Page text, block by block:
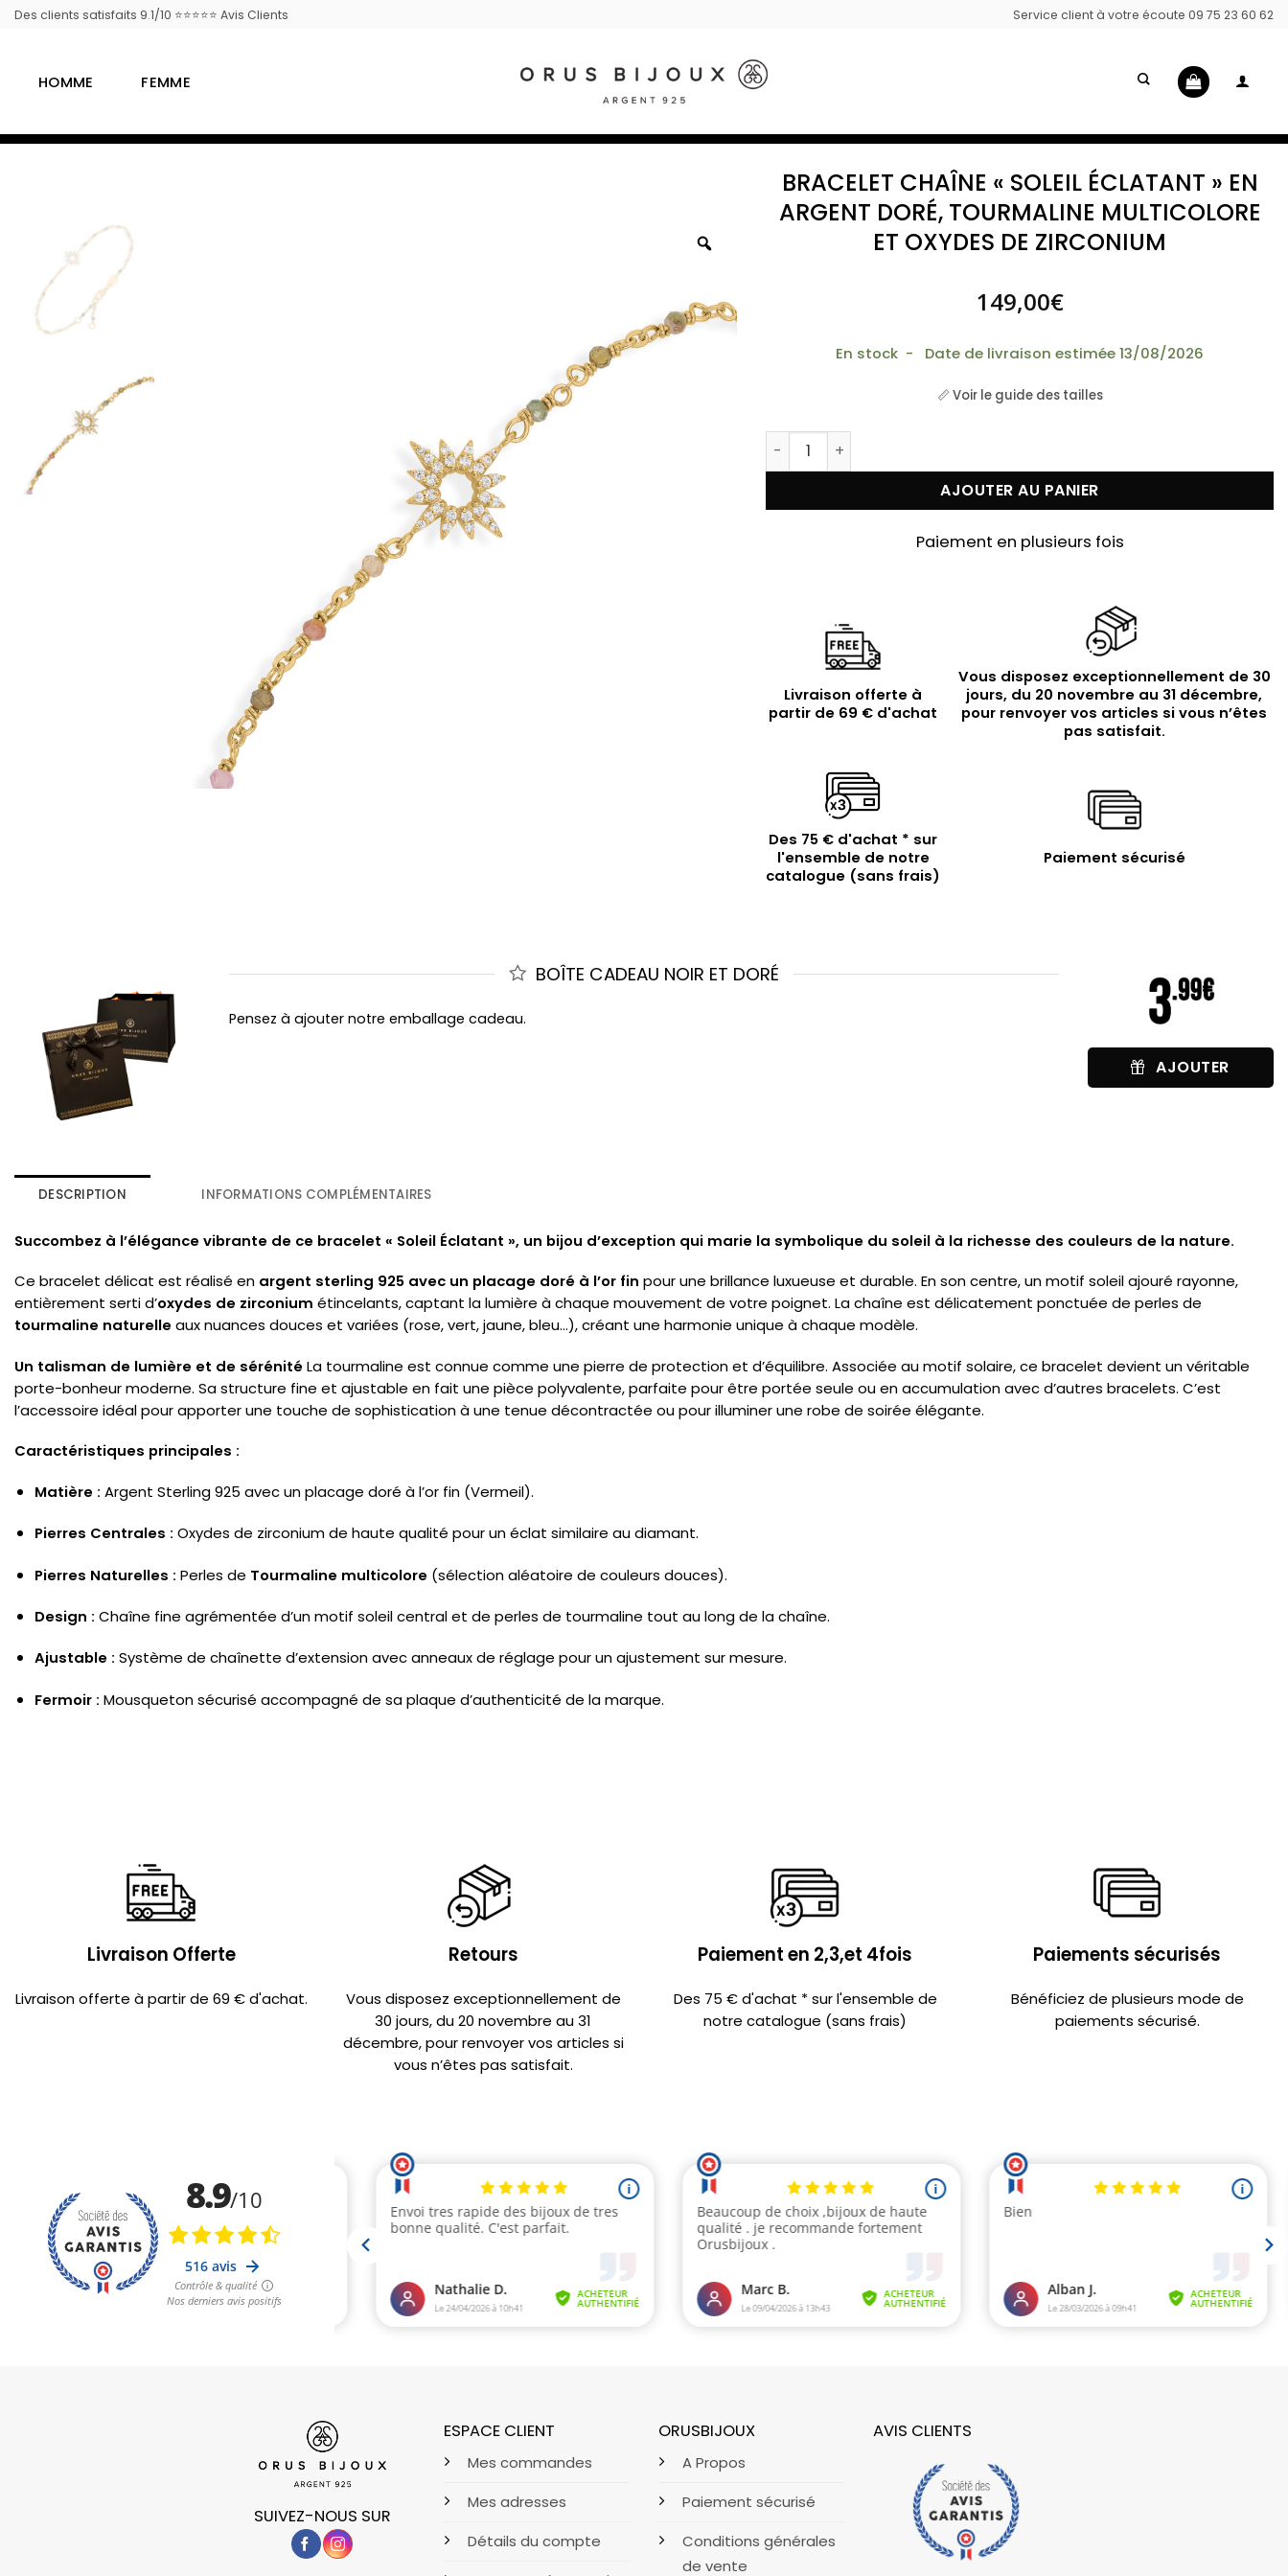
Passer
Des clients satisfaits 9.1/10 ⭐⭐⭐⭐⭐ Avis Clients Service client à votre écoute 09 75 23 60 62
HOMME FEMME
BRACELET CHAÎNE « SOLEIL ÉCLATANT » EN
ARGENT DORÉ, TOURMALINE MULTICOLORE
ET OXYDES DE ZIRCONIUM
149,00€
En stock - Date de livraison estimée 13/08/2026
📏 Voir le guide des tailles
quantité de Bracelet Chaîne "Soleil Éclatant" en Argent Doré,
AJOUTER AU PANIER
Paiement en plusieurs fois
Livraison offerte à
partir de 69 € d'achat
Vous disposez exceptionnellement de 30
jours, du 20 novembre au 31 décembre,
pour renvoyer vos articles si vous n’êtes
pas satisfait.
Des 75 € d'achat * sur
l'ensemble de notre
catalogue (sans frais)
Paiement sécurisé
BOÎTE CADEAU NOIR ET DORÉ
Pensez à ajouter notre emballage cadeau.
AJOUTER
DESCRIPTION INFORMATIONS COMPLÉMENTAIRES
Succombez à l’élégance vibrante de ce bracelet « Soleil Éclatant », un bijou d’exception qui marie la symbolique du soleil à la richesse des couleurs de la nature.
Ce bracelet délicat est réalisé en argent sterling 925 avec un placage doré à l’or fin pour une brillance luxueuse et durable. En son centre, un motif soleil ajouré rayonne,
entièrement serti d’oxydes de zirconium étincelants, captant la lumière à chaque mouvement de votre poignet. La chaîne est délicatement ponctuée de perles de
tourmaline naturelle aux nuances douces et variées (rose, vert, jaune, bleu…), créant une harmonie unique à chaque modèle.
Un talisman de lumière et de sérénité La tourmaline est connue comme une pierre de protection et d’équilibre. Associée au motif solaire, ce bracelet devient un véritable
porte-bonheur moderne. Sa structure fine et ajustable en fait une pièce polyvalente, parfaite pour être portée seule ou en accumulation avec d’autres bracelets. C’est
l’accessoire idéal pour apporter une touche de sophistication à une tenue décontractée ou pour illuminer une robe de soirée élégante.
Caractéristiques principales :
Matière : Argent Sterling 925 avec un placage doré à l’or fin (Vermeil).
Pierres Centrales : Oxydes de zirconium de haute qualité pour un éclat similaire au diamant.
Pierres Naturelles : Perles de Tourmaline multicolore (sélection aléatoire de couleurs douces).
Design : Chaîne fine agrémentée d’un motif soleil central et de perles de tourmaline tout au long de la chaîne.
Ajustable : Système de chaînette d’extension avec anneaux de réglage pour un ajustement sur mesure.
Fermoir : Mousqueton sécurisé accompagné de sa plaque d’authenticité de la marque.
Livraison Offerte
Livraison offerte à partir de 69 € d'achat.
Retours
Vous disposez exceptionnellement de
30 jours, du 20 novembre au 31
décembre, pour renvoyer vos articles si
vous n’êtes pas satisfait.
Paiement en 2,3,et 4fois
Des 75 € d'achat * sur l'ensemble de
notre catalogue (sans frais)
Paiements sécurisés
Bénéficiez de plusieurs mode de
paiements sécurisé.
SUIVEZ-NOUS SUR
ESPACE CLIENT
Mes commandes
Mes adresses
Détails du compte
ORUSBIJOUX
A Propos
Paiement sécurisé
Conditions générales
de vente
AVIS CLIENTS